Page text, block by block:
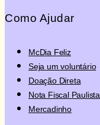
Como Ajudar
McDia Feliz
Seja um voluntário
Doação Direta
Nota Fiscal Paulista
Mercadinho